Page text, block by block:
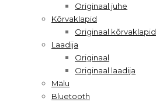
Originaal juhe
Kõrvaklapid
Originaal kõrvaklapid
Laadija
Originaal
Originaal laadija
Mälu
Bluetooth